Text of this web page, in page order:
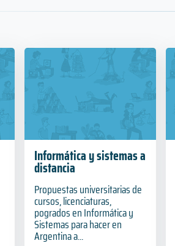
Informática y sistemas a
distancia
Propuestas universitarias de
cursos, licenciaturas,
pogrados en Informática y
Sistemas para hacer en
Argentina a...